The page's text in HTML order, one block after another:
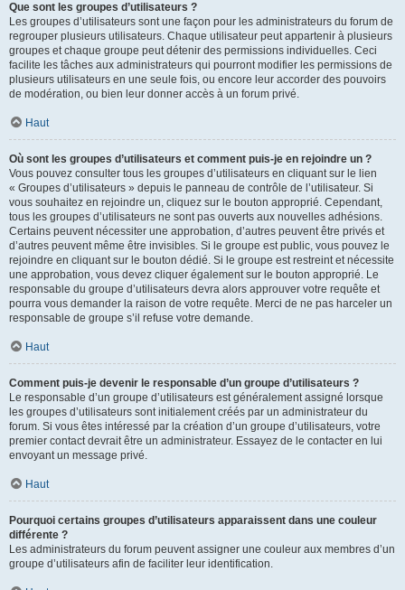
Que sont les groupes d’utilisateurs ?
Les groupes d’utilisateurs sont une façon pour les administrateurs du forum de
regrouper plusieurs utilisateurs. Chaque utilisateur peut appartenir à plusieurs
groupes et chaque groupe peut détenir des permissions individuelles. Ceci
facilite les tâches aux administrateurs qui pourront modifier les permissions de
plusieurs utilisateurs en une seule fois, ou encore leur accorder des pouvoirs
de modération, ou bien leur donner accès à un forum privé.
Haut
Où sont les groupes d’utilisateurs et comment puis-je en rejoindre un ?
Vous pouvez consulter tous les groupes d’utilisateurs en cliquant sur le lien
« Groupes d’utilisateurs » depuis le panneau de contrôle de l’utilisateur. Si
vous souhaitez en rejoindre un, cliquez sur le bouton approprié. Cependant,
tous les groupes d’utilisateurs ne sont pas ouverts aux nouvelles adhésions.
Certains peuvent nécessiter une approbation, d’autres peuvent être privés et
d’autres peuvent même être invisibles. Si le groupe est public, vous pouvez le
rejoindre en cliquant sur le bouton dédié. Si le groupe est restreint et nécessite
une approbation, vous devez cliquer également sur le bouton approprié. Le
responsable du groupe d’utilisateurs devra alors approuver votre requête et
pourra vous demander la raison de votre requête. Merci de ne pas harceler un
responsable de groupe s’il refuse votre demande.
Haut
Comment puis-je devenir le responsable d’un groupe d’utilisateurs ?
Le responsable d’un groupe d’utilisateurs est généralement assigné lorsque
les groupes d’utilisateurs sont initialement créés par un administrateur du
forum. Si vous êtes intéressé par la création d’un groupe d’utilisateurs, votre
premier contact devrait être un administrateur. Essayez de le contacter en lui
envoyant un message privé.
Haut
Pourquoi certains groupes d’utilisateurs apparaissent dans une couleur
différente ?
Les administrateurs du forum peuvent assigner une couleur aux membres d’un
groupe d’utilisateurs afin de faciliter leur identification.